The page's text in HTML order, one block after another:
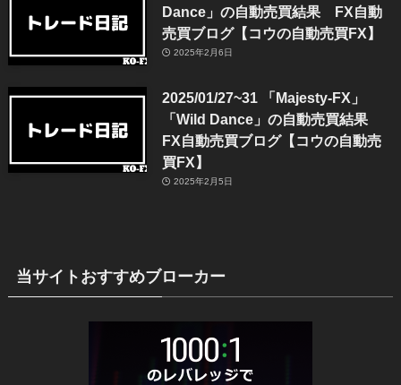
Dance」の自動売買結果 FX自動
売買ブログ【コウの自動売買FX】
2025年2月6日
2025/01/27~31 「Majesty-FX」
「Wild Dance」の自動売買結果
FX自動売買ブログ【コウの自動売
買FX】
2025年2月5日
当サイトおすすめブローカー